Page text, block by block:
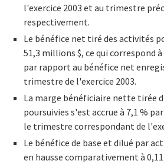
l'exercice 2003 et au trimestre
respectivement.
Le bénéfice net tiré des activités
51,3 millions $, ce qui correspond à
par rapport au bénéfice net
trimestre de l'exercice 2003.
La marge bénéficiaire nette tirée
poursuivies s'est accrue à 7,1 %
le trimestre correspondant de
Le bénéfice de base et dilué par
en hausse comparativement à